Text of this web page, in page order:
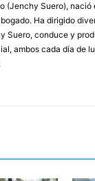
(Jenchy Suero), nació
Ha dirigido
Suero, conduce y
ambos cada día de